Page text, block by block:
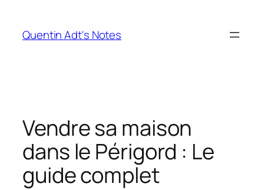
content
Quentin Adt's Notes
Vendre sa maison
dans le Périgord : Le
guide complet